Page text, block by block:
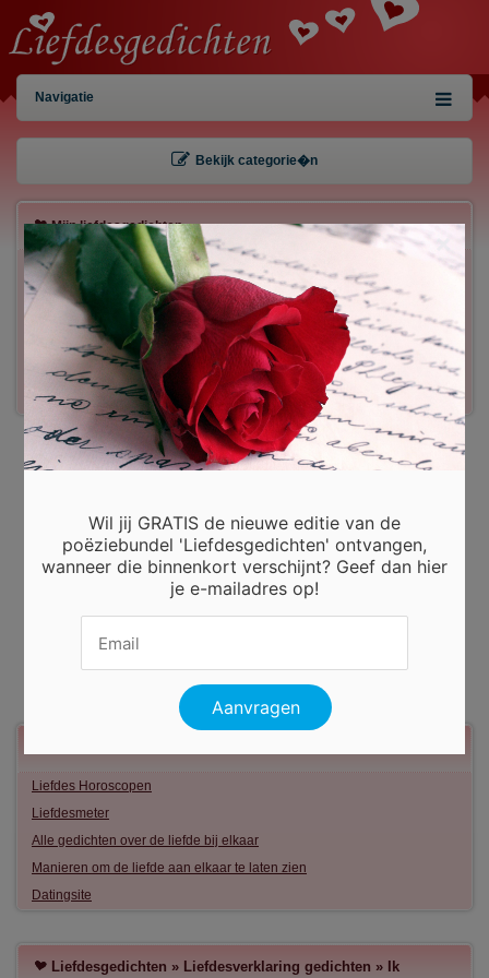
Navigatie
Bekijk categorie�n
Mijn liefdesgedichten
Gebruiker:
Wachtwoord:
Inloggen!
Registreren Gegevens kwijt?
Liefdes Horoscopen
Liefdesmeter
Alle gedichten over de liefde bij elkaar
Manieren om de liefde aan elkaar te laten zien
Datingsite
Liefdesgedichten » Liefdesverklaring gedichten » Ik
Wil jij GRATIS de nieuwe editie van de
poëziebundel 'Liefdesgedichten' ontvangen,
wanneer die binnenkort verschijnt? Geef dan hier
je e-mailadres op!